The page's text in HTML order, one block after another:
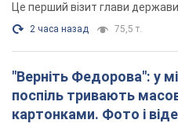
Це перший візит глави
2 часа назад 75,5 т.
"Верніть Федорова": у
поспіль тривають
картонками. Фото і